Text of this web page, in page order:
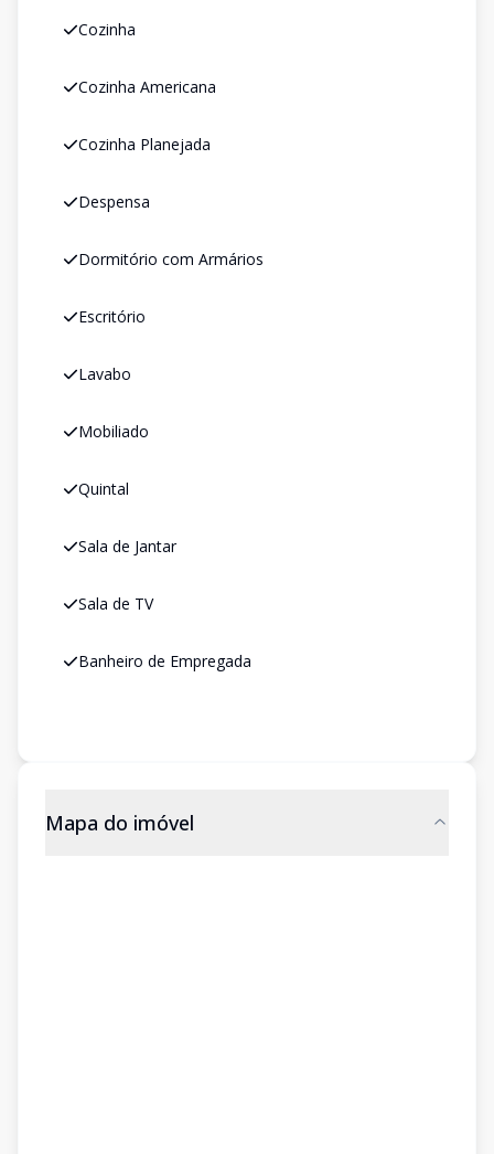
Cozinha
Cozinha Americana
Cozinha Planejada
Despensa
Dormitório com Armários
Escritório
Lavabo
Mobiliado
Quintal
Sala de Jantar
Sala de TV
Banheiro de Empregada
Mapa do imóvel